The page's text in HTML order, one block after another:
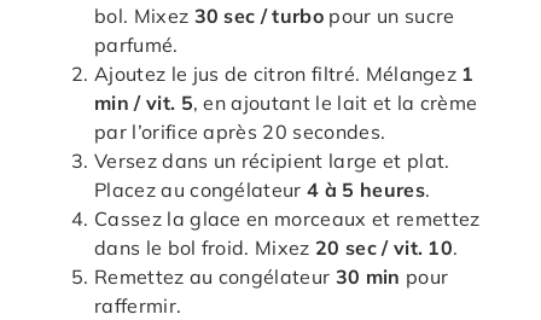
bol. Mixez 30 sec / turbo pour un sucre
parfumé.
Ajoutez le jus de citron filtré. Mélangez 1
min / vit. 5, en ajoutant le lait et la crème
par l’orifice après 20 secondes.
Versez dans un récipient large et plat.
Placez au congélateur4 à 5 heures.
Cassez la glace en morceaux et remettez
dans le bol froid. Mixez 20 sec / vit. 10.
Remettez au congélateur 30 min pour
raffermir.